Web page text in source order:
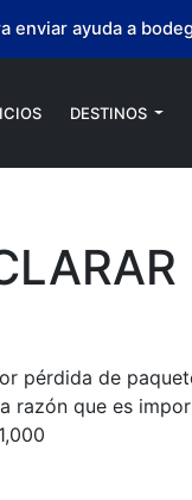
enviar ayuda a
DESTINOS
pérdida de
razón que es